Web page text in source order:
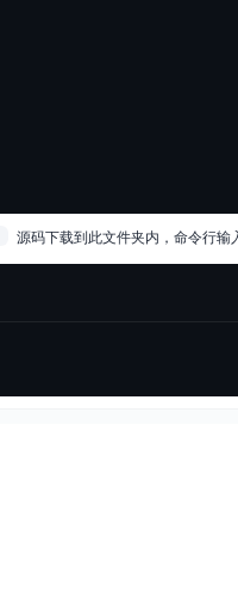
源码下载到此文件夹内，命令行输